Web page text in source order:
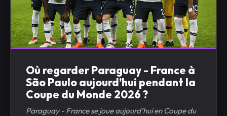
Où regarder Paraguay - France à
São Paulo aujourd’hui pendant la
Coupe du Monde 2026 ?
Paraguay - France se joue aujourd’hui en Coupe du